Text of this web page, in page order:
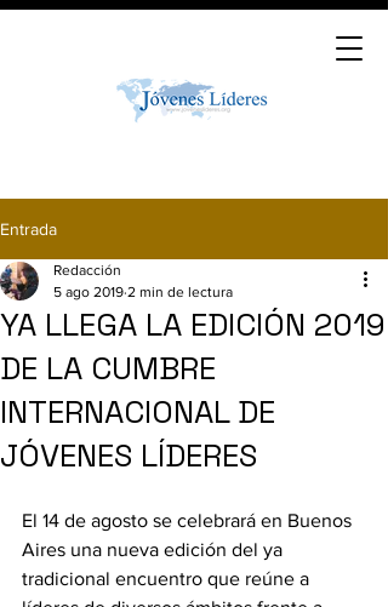
Entrada
YA LLEGA LA EDICIÓN 2019
DE LA CUMBRE
INTERNACIONAL DE
JÓVENES LÍDERES
Redacción
5 ago 2019 2 min de lectura
El 14 de agosto se celebrará en Buenos
Aires una nueva edición del ya
tradicional encuentro que reúne a